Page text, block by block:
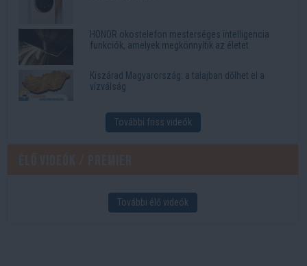
HONOR okostelefon mesterséges intelligencia
funkciók, amelyek megkönnyítik az életet
Kiszárad Magyarország: a talajban dőlhet el a
vízválság
További friss videók
További élő videók